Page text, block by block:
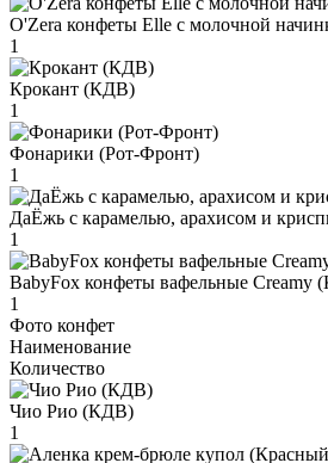
O'Zera конфеты Elle с молочной
1
Крокант (КДВ)
1
Фонарики (Рот-Фронт)
1
ДаЁжь с карамелью, арахисом и
1
BabyFox конфеты вафельные Creamy
1
Фото конфет
Наименование
Количество
Чио Рио (КДВ)
1